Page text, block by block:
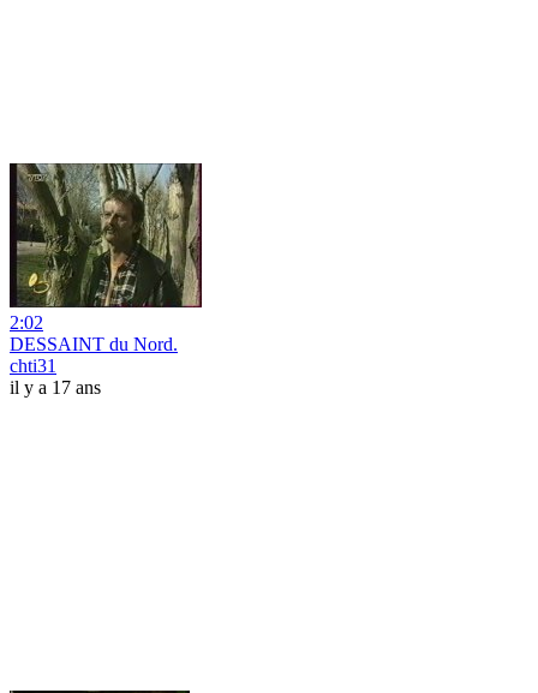
2:02
DESSAINT du Nord.
chti31
il y a 17 ans